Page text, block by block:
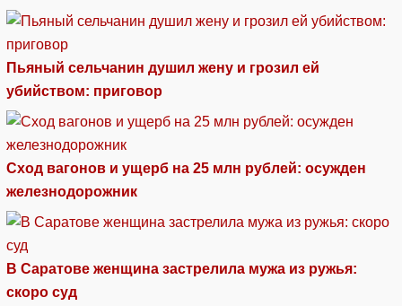
Пьяный сельчанин душил жену и грозил ей
убийством: приговор
Сход вагонов и ущерб на 25 млн рублей: осужден
железнодорожник
В Саратове женщина застрелила мужа из ружья:
скоро суд